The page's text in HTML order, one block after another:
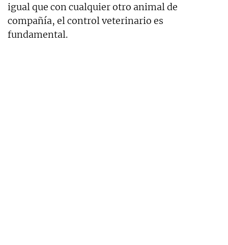
igual que con cualquier otro animal de
compañía, el control veterinario es
fundamental.